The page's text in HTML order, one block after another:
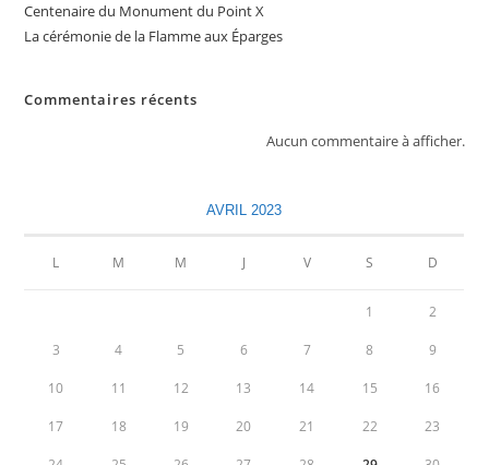
Centenaire du Monument du Point X
La cérémonie de la Flamme aux Éparges
Commentaires récents
Aucun commentaire à afficher.
AVRIL 2023
L M M J V S D
1 2
3 4 5 6 7 8 9
10 11 12 13 14 15 16
17 18 19 20 21 22 23